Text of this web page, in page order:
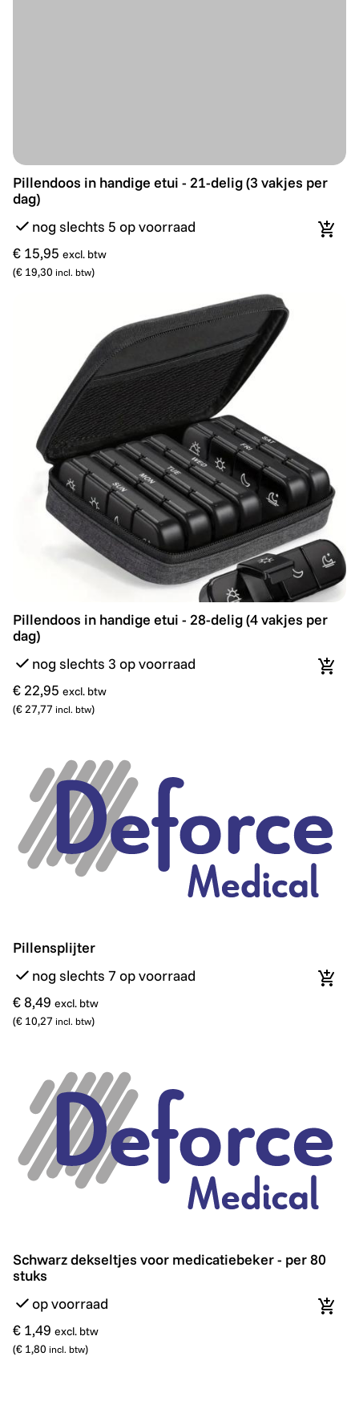
Pillendoos in handige etui - 21-delig (3 vakjes per dag)
Pillendoos in handige etui - 21-delig (3 vakjes per
dag)
nog slechts 5 op voorraad
€ 15,95 excl. btw
(€ 19,30 incl. btw)
In
Pillendoos in handige etui - 28-delig (4 vakjes per dag)
Pillendoos in handige etui - 28-delig (4 vakjes per
dag)
nog slechts 3 op voorraad
€ 22,95 excl. btw
(€ 27,77 incl. btw)
In
Pillensplijter
Pillensplijter
nog slechts 7 op voorraad
€ 8,49 excl. btw
(€ 10,27 incl. btw)
In
Schwarz dekseltjes voor medicatiebeker - per 80 stuks
Schwarz dekseltjes voor medicatiebeker - per 80
stuks
op voorraad
€ 1,49 excl. btw
(€ 1,80 incl. btw)
In